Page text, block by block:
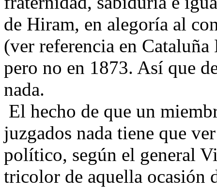
de Hiram, en alegoría al
(ver referencia en
pero no en 1873. Así que
nada.
El hecho de que un
juzgados nada tiene que
político, según el general
tricolor de aquella ocasión